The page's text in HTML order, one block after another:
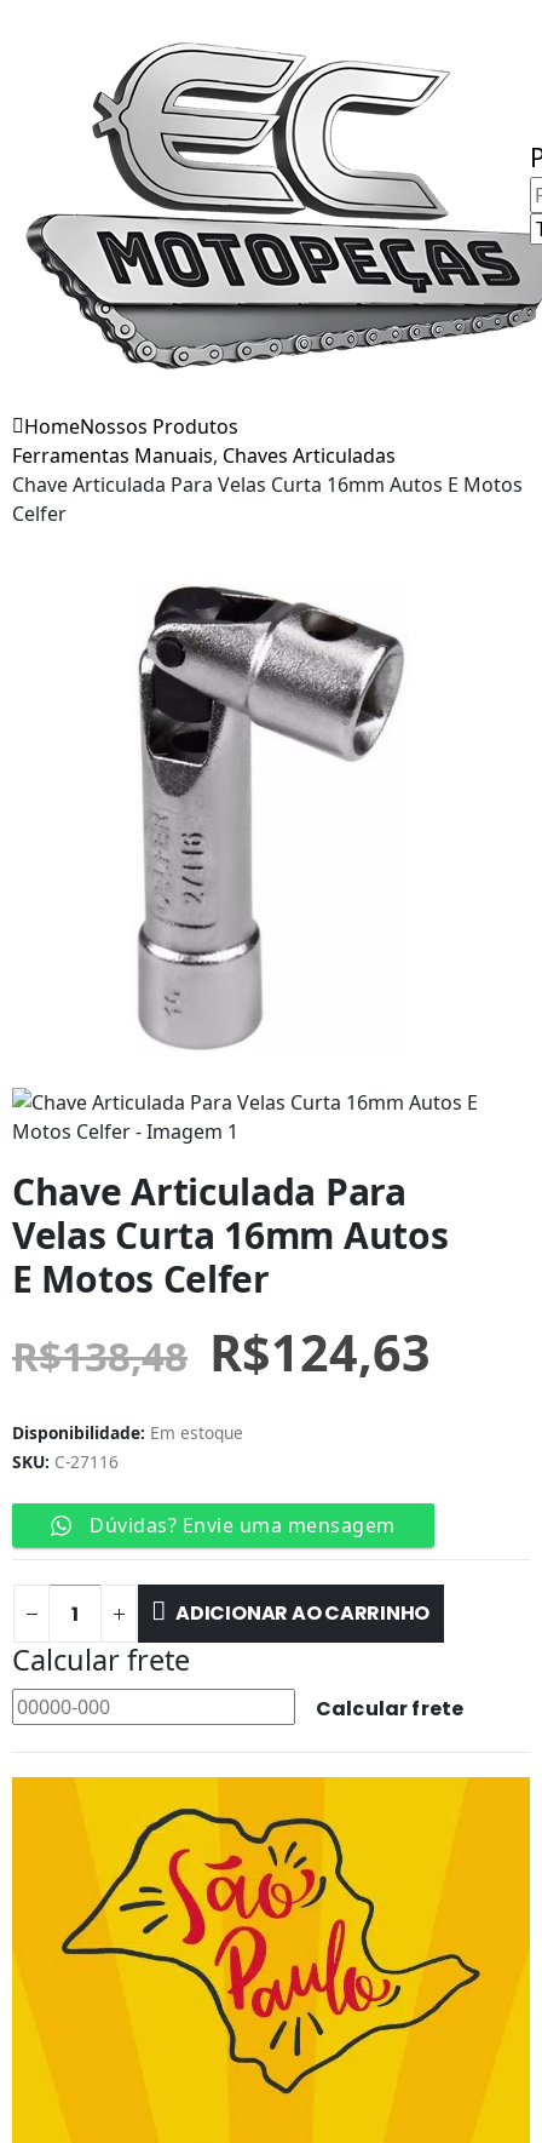
HomeNossos Produtos
Ferramentas Manuais, Chaves Articuladas
Chave Articulada Para Velas Curta 16mm Autos E Motos
Celfer
Chave Articulada Para
Velas Curta 16mm Autos
E Motos Celfer
R$138,48 R$124,63
Disponibilidade: Em estoque
SKU: C-27116
Dúvidas? Envie uma mensagem
ADICIONAR AO CARRINHO
Calcular frete